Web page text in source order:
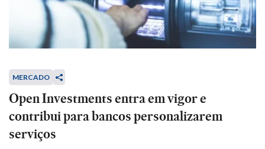
MERCADO
Open Investments entra em vigor e
contribui para bancos personalizarem
serviços